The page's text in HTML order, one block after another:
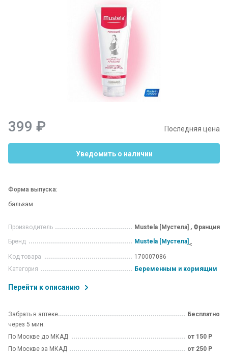
399 ₽ Последняя цена
Уведомить о наличии
Форма выпуска:
бальзам
Производитель
Mustela [Мустела] , Франция
Бренд
Mustela [Мустела] <
Код товара
170007086
Категория
Беременным и кормящим
Перейти к описанию
Забрать в аптеке
через 5 мин.
Бесплатно
По Москве до МКАД
от 150 Р
По Москве за МКАД
от 250 Р